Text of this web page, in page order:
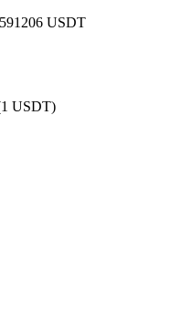
USDT
USDT)